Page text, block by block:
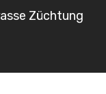
Züchtung